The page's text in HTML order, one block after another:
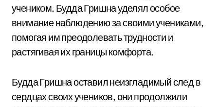
учеником. Будда Гришна уделял особое
внимание наблюдению за своими учениками,
помогая им преодолевать трудности и
растягивая их границы комфорта.
Будда Гришна оставил неизгладимый след в
сердцах своих учеников, они продолжили